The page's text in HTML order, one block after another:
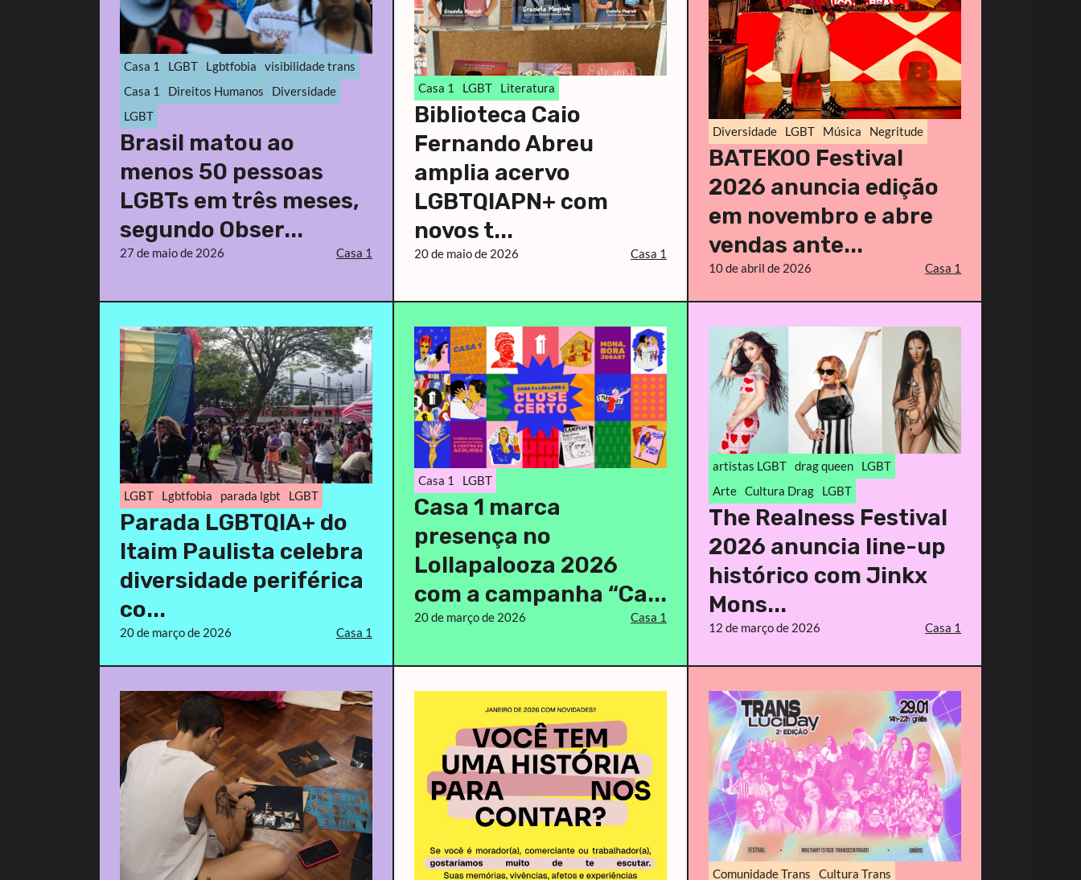
Casa 1 LGBT Lgbtfobia
visibilidade trans
Casa 1
Direitos Humanos
Diversidade
LGBT
Brasil matou ao
menos 50 pessoas
LGBTs em três meses,
segundo Obser...
27 de maio de 2026 Casa 1
Casa 1 LGBT Literatura
Biblioteca Caio
Fernando Abreu
amplia acervo
LGBTQIAPN+ com
novos t...
20 de maio de 2026 Casa 1
Diversidade LGBT Música Negritude
BATEKOO Festival
2026 anuncia edição
em novembro e abre
vendas ante...
10 de abril de 2026 Casa 1
LGBT Lgbtfobia parada lgbt LGBT
Parada LGBTQIA+ do
Itaim Paulista celebra
diversidade periférica
co...
20 de março de 2026 Casa 1
Casa 1 LGBT
Casa 1 marca
presença no
Lollapalooza 2026
com a campanha “Ca...
20 de março de 2026 Casa 1
artistas LGBT drag queen
LGBT
Arte Cultura Drag LGBT
The Realness Festival
2026 anuncia line-up
histórico com Jinkx
Mons...
12 de março de 2026 Casa 1
Comunidade Trans Cultura Trans